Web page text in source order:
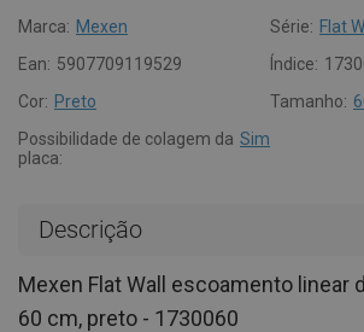
Marca: Mexen Série: Flat
Ean: 5907709119529 Índice:
Cor: Preto Tamanho:
Possibilidade de colagem da
placa:
Sim
Descrição
Mexen Flat Wall escoamento linear
60 cm, preto - 1730060